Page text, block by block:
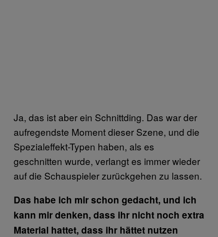
Ja, das ist aber ein Schnittding. Das war der
aufregendste Moment dieser Szene, und die
Spezialeffekt-Typen haben, als es
geschnitten wurde, verlangt es immer wieder
auf die Schauspieler zurückgehen zu lassen.
Das habe ich mir schon gedacht, und ich
kann mir denken, dass ihr nicht noch extra
Material hattet, dass ihr hättet nutzen